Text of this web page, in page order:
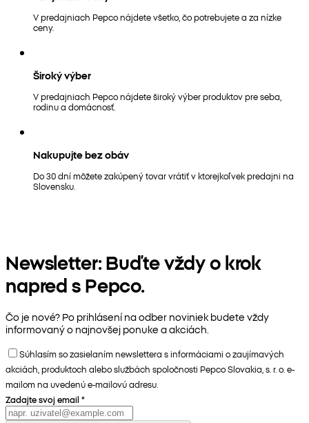
V predajniach Pepco nájdete všetko, čo potrebujete a za nízke
ceny.
Široký výber
V predajniach Pepco nájdete široký výber produktov pre seba,
rodinu a domácnosť.
Nakupujte bez obáv
Do 30 dní môžete zakúpený tovar vrátiť v ktorejkoľvek predajni na
Slovensku.
Newsletter: Buďte vždy o krok
napred s Pepco.
Čo je nové? Po prihlásení na odber noviniek budete vždy
informovaný o najnovšej ponuke a akciách.
Súhlasím so zasielaním newslettera s informáciami o zaujímavých
akciách, produktoch alebo službách spoločnosti Pepco Slovakia, s. r. o. e-
mailom na uvedenú e-mailovú adresu.
Zadajte svoj email *